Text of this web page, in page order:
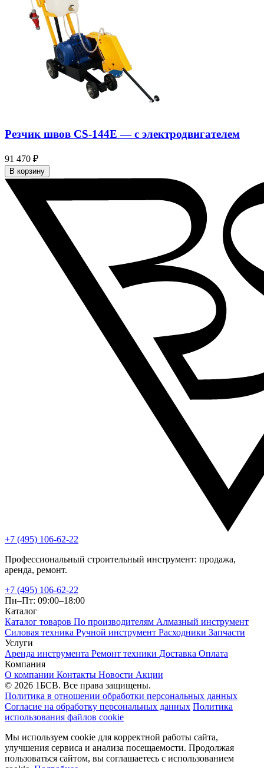
Резчик швов CS-144E — c электродвигателем
91 470 ₽
В корзину
+7 (495) 106-62-22
Профессиональный строительный инструмент: продажа,
аренда, ремонт.
+7 (495) 106-62-22
Пн–Пт: 09:00–18:00
Каталог
Каталог товаров По производителям Алмазный инструмент
Силовая техника Ручной инструмент Расходники Запчасти
Услуги
Аренда инструмента Ремонт техники Доставка Оплата
Компания
О компании Контакты Новости Акции
© 2026 1БСВ. Все права защищены.
Политика в отношении обработки персональных данных
Согласие на обработку персональных данных Политика
использования файлов cookie
Мы используем cookie для корректной работы сайта,
улучшения сервиса и анализа посещаемости. Продолжая
пользоваться сайтом, вы соглашаетесь с использованием